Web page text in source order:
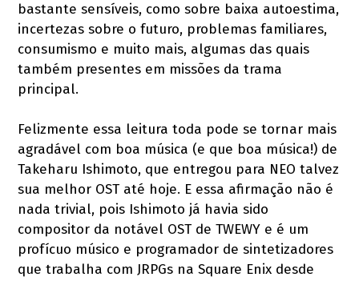
bastante sensíveis, como sobre baixa autoestima,
incertezas sobre o futuro, problemas familiares,
consumismo e muito mais, algumas das quais
também presentes em missões da trama
principal.
Felizmente essa leitura toda pode se tornar mais
agradável com boa música (e que boa música!) de
Takeharu Ishimoto, que entregou para NEO talvez
sua melhor OST até hoje. E essa afirmação não é
nada trivial, pois Ishimoto já havia sido
compositor da notável OST de TWEWY e é um
profícuo músico e programador de sintetizadores
que trabalha com JRPGs na Square Enix desde